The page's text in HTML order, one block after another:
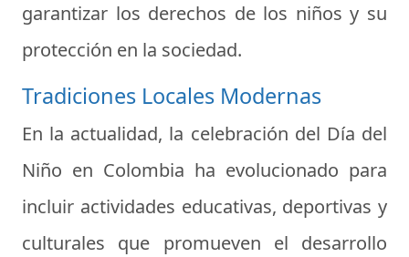
garantizar los derechos de los niños y su
protección en la sociedad.
Tradiciones Locales Modernas
En la actualidad, la celebración del Día del
Niño en Colombia ha evolucionado para
incluir actividades educativas, deportivas y
culturales que promueven el desarrollo